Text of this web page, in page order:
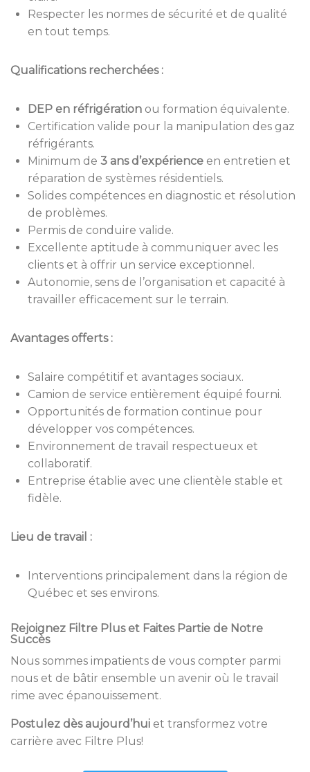
Respecter les normes de sécurité et de qualité
en tout temps.
Qualifications recherchées :
DEP en réfrigération ou formation équivalente.
Certification valide pour la manipulation des gaz
réfrigérants.
Minimum de 3 ans d’expérience en entretien et
réparation de systèmes résidentiels.
Solides compétences en diagnostic et résolution
de problèmes.
Permis de conduire valide.
Excellente aptitude à communiquer avec les
clients et à offrir un service exceptionnel.
Autonomie, sens de l’organisation et capacité à
travailler efficacement sur le terrain.
Avantages offerts :
Salaire compétitif et avantages sociaux.
Camion de service entièrement équipé fourni.
Opportunités de formation continue pour
développer vos compétences.
Environnement de travail respectueux et
collaboratif.
Entreprise établie avec une clientèle stable et
fidèle.
Lieu de travail :
Interventions principalement dans la région de
Québec et ses environs.
Rejoignez Filtre Plus et Faites Partie de Notre
Succès
Nous sommes impatients de vous compter parmi
nous et de bâtir ensemble un avenir où le travail
rime avec épanouissement.
Postulez dès aujourd’hui et transformez votre
carrière avec Filtre Plus!